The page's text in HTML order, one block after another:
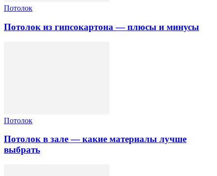
Потолок
Потолок из гипсокартона — плюсы и минусы
Потолок
Потолок в зале — какие материалы лучше
выбрать